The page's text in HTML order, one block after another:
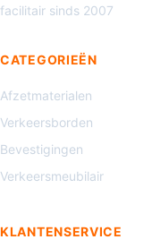
facilitair sinds 2007
CATEGORIEËN
Afzetmaterialen
Verkeersborden
Bevestigingen
Verkeersmeubilair
KLANTENSERVICE